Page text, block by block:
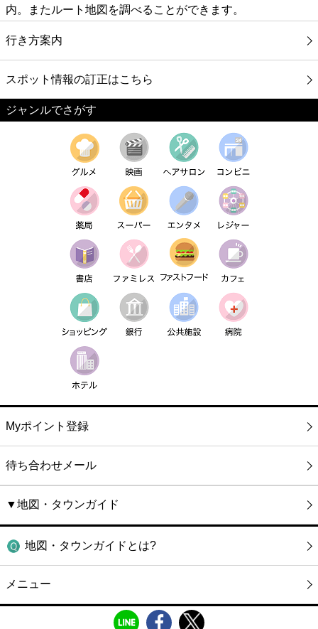
内。またルート地図を調べることができます。
行き方案内
スポット情報の訂正はこちら
ジャンルでさがす
Myポイント登録
待ち合わせメール
▼地図・タウンガイド
地図・タウンガイドとは?
メニュー